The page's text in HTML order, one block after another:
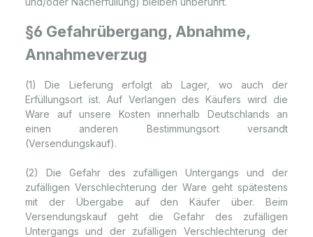
§6 Gefahrübergang, Abnahme,
Annahmeverzug
(1) Die Lieferung erfolgt ab Lager, wo auch der
Erfüllungsort ist. Auf Verlangen des Käufers wird die
Ware auf unsere Kosten innerhalb Deutschlands an
einen anderen Bestimmungsort versandt
(Versendungskauf).
(2) Die Gefahr des zufälligen Untergangs und der
zufälligen Verschlechterung der Ware geht spätestens
mit der Übergabe auf den Käufer über. Beim
Versendungskauf geht die Gefahr des zufälligen
Untergangs und der zufälligen Verschlechterung der